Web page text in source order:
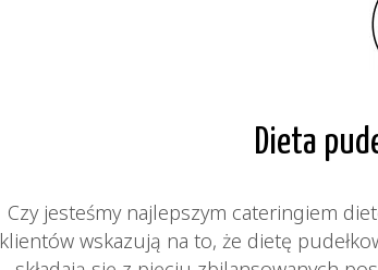
Dieta
Czy jesteśmy najlepszym cateringiem
klientów wskazują na to, że dietę